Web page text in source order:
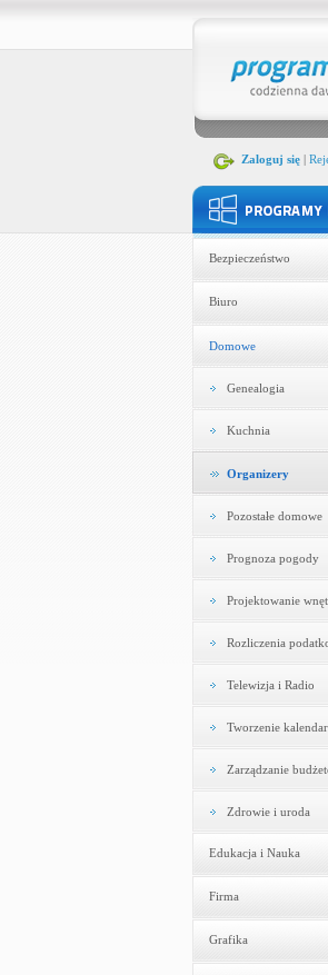
Zaloguj się|
Bezpieczeństwo
Biuro
Domowe
Genealogia
Kuchnia
Organizery
Pozostałe domowe
Prognoza pogody
Projektowanie
Rozliczenia
Telewizja i Radio
Tworzenie
Zarządzanie
Zdrowie i uroda
Edukacja i Nauka
Firma
Grafika